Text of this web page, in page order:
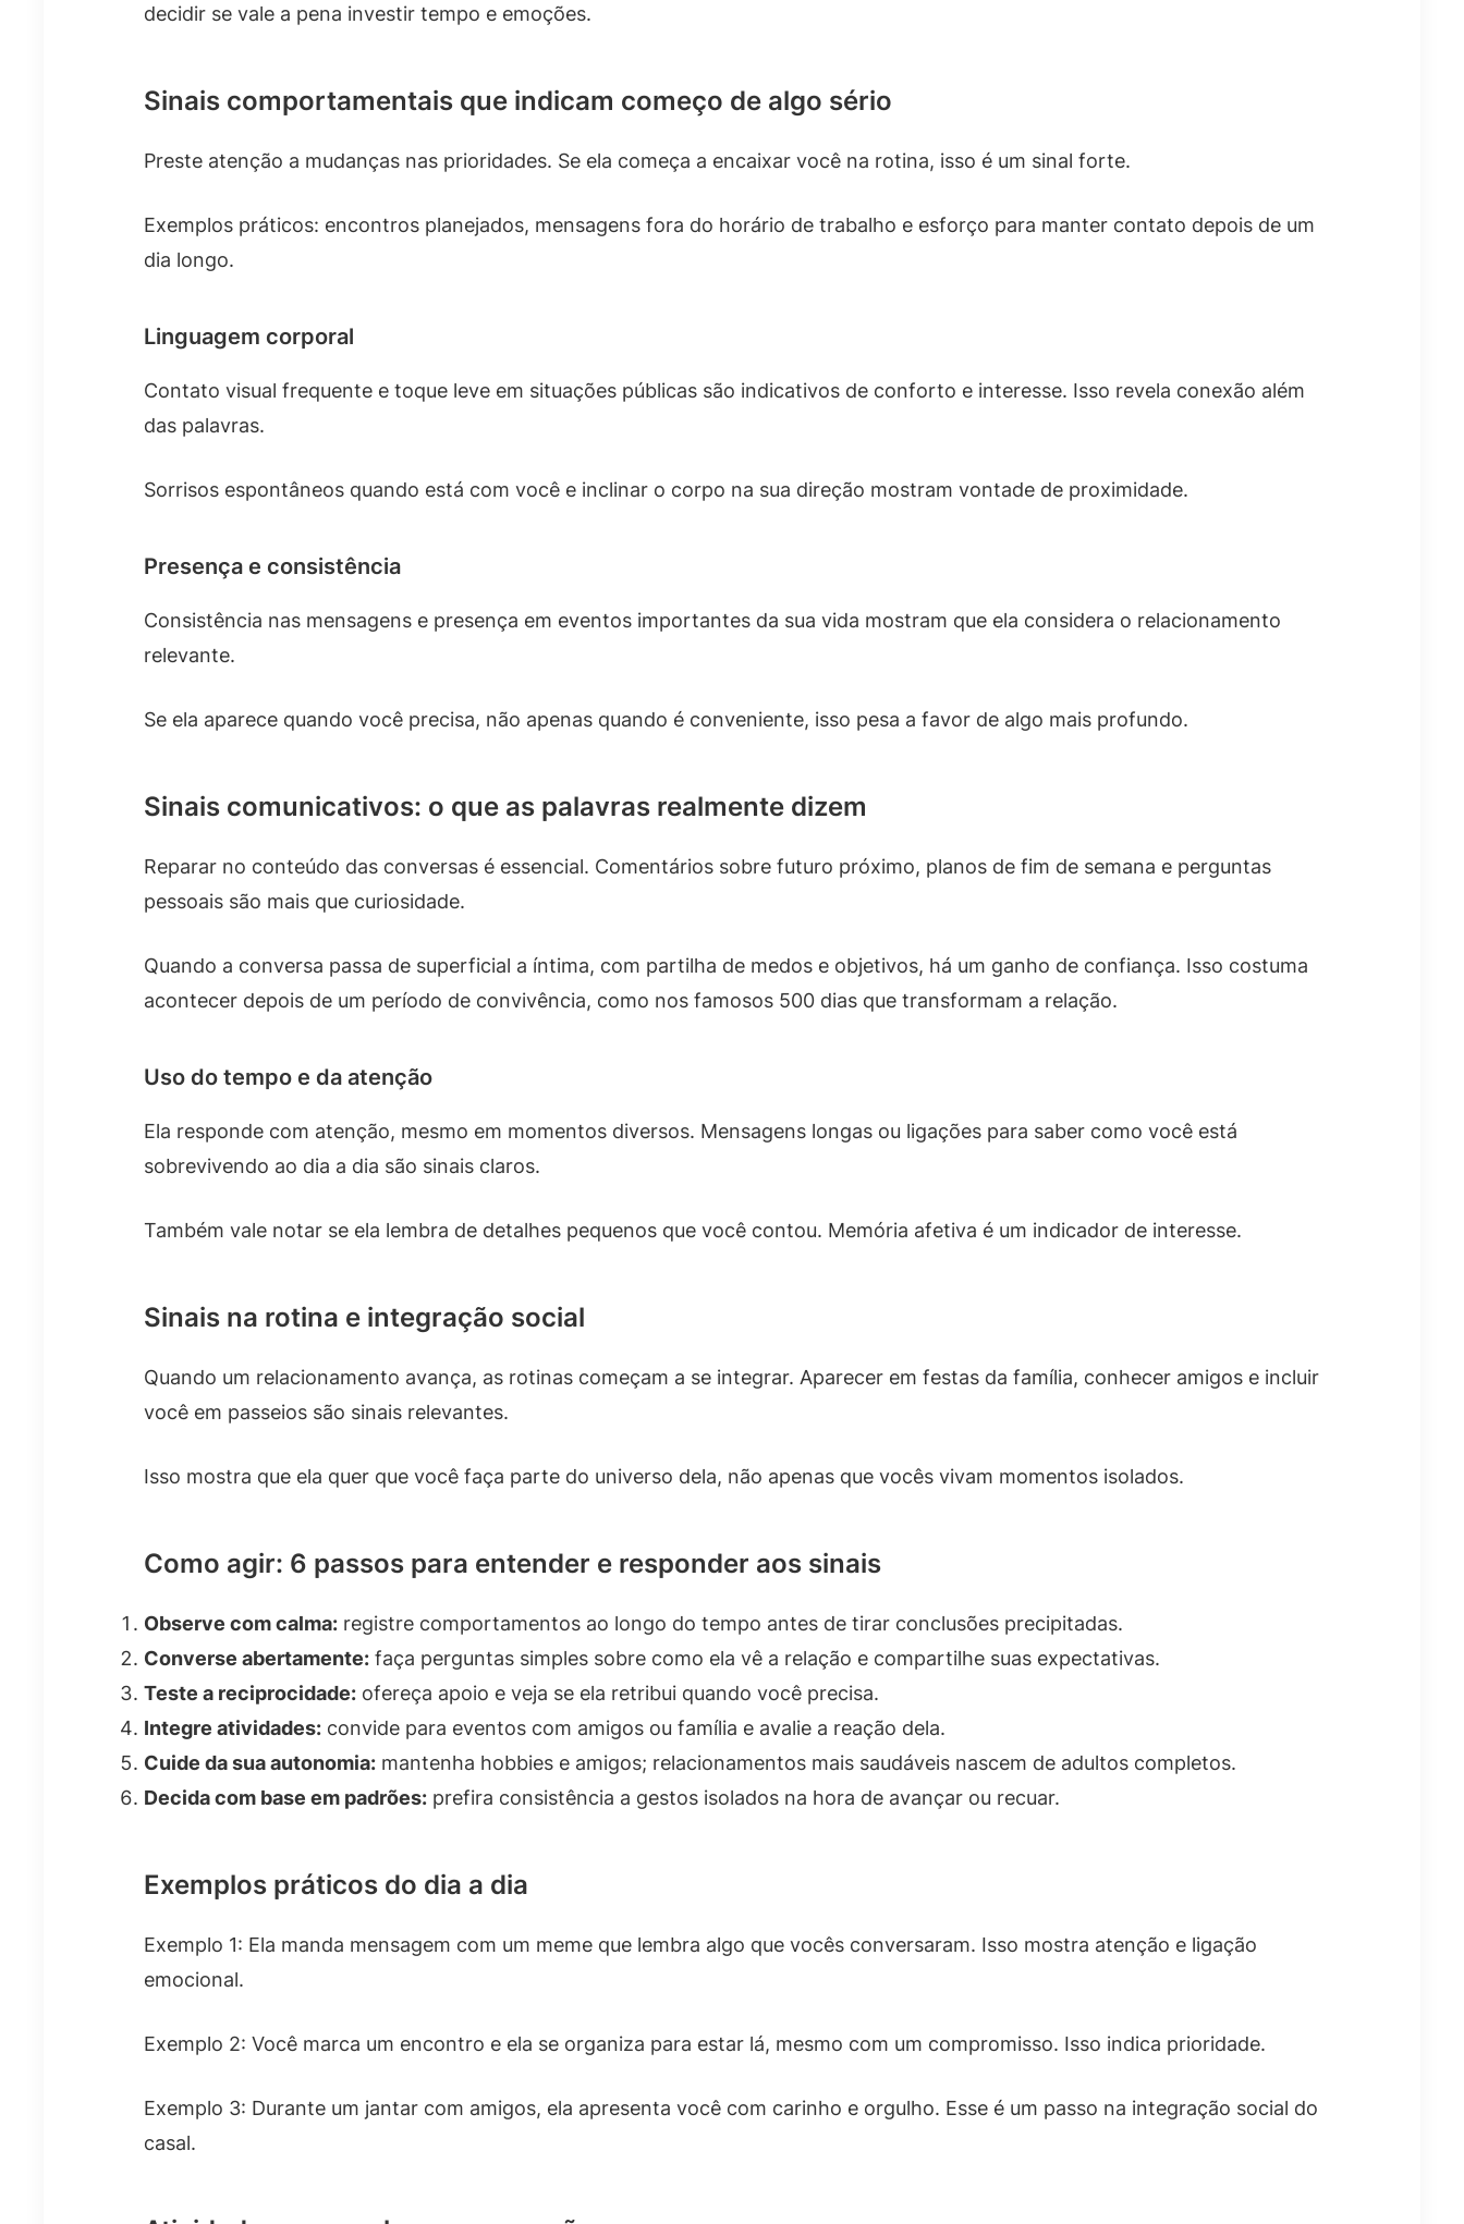
decidir se vale a pena investir tempo e emoções.
Sinais comportamentais que indicam começo de algo sério
Preste atenção a mudanças nas prioridades. Se ela começa a encaixar você na rotina, isso é um sinal forte.
Exemplos práticos: encontros planejados, mensagens fora do horário de trabalho e esforço para manter contato depois de um
dia longo.
Linguagem corporal
Contato visual frequente e toque leve em situações públicas são indicativos de conforto e interesse. Isso revela conexão além
das palavras.
Sorrisos espontâneos quando está com você e inclinar o corpo na sua direção mostram vontade de proximidade.
Presença e consistência
Consistência nas mensagens e presença em eventos importantes da sua vida mostram que ela considera o relacionamento
relevante.
Se ela aparece quando você precisa, não apenas quando é conveniente, isso pesa a favor de algo mais profundo.
Sinais comunicativos: o que as palavras realmente dizem
Reparar no conteúdo das conversas é essencial. Comentários sobre futuro próximo, planos de fim de semana e perguntas
pessoais são mais que curiosidade.
Quando a conversa passa de superficial a íntima, com partilha de medos e objetivos, há um ganho de confiança. Isso costuma
acontecer depois de um período de convivência, como nos famosos 500 dias que transformam a relação.
Uso do tempo e da atenção
Ela responde com atenção, mesmo em momentos diversos. Mensagens longas ou ligações para saber como você está
sobrevivendo ao dia a dia são sinais claros.
Também vale notar se ela lembra de detalhes pequenos que você contou. Memória afetiva é um indicador de interesse.
Sinais na rotina e integração social
Quando um relacionamento avança, as rotinas começam a se integrar. Aparecer em festas da família, conhecer amigos e incluir
você em passeios são sinais relevantes.
Isso mostra que ela quer que você faça parte do universo dela, não apenas que vocês vivam momentos isolados.
Como agir: 6 passos para entender e responder aos sinais
Observe com calma: registre comportamentos ao longo do tempo antes de tirar conclusões precipitadas.
Converse abertamente: faça perguntas simples sobre como ela vê a relação e compartilhe suas expectativas.
Teste a reciprocidade: ofereça apoio e veja se ela retribui quando você precisa.
Integre atividades: convide para eventos com amigos ou família e avalie a reação dela.
Cuide da sua autonomia: mantenha hobbies e amigos; relacionamentos mais saudáveis nascem de adultos completos.
Decida com base em padrões: prefira consistência a gestos isolados na hora de avançar ou recuar.
Exemplos práticos do dia a dia
Exemplo 1: Ela manda mensagem com um meme que lembra algo que vocês conversaram. Isso mostra atenção e ligação
emocional.
Exemplo 2: Você marca um encontro e ela se organiza para estar lá, mesmo com um compromisso. Isso indica prioridade.
Exemplo 3: Durante um jantar com amigos, ela apresenta você com carinho e orgulho. Esse é um passo na integração social do
casal.